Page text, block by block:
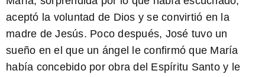
aceptó la voluntad de Dios y se convirtió en la
madre de Jesús. Poco después, José tuvo un
sueño en el que un ángel le confirmó que María
había concebido por obra del Espíritu Santo y le